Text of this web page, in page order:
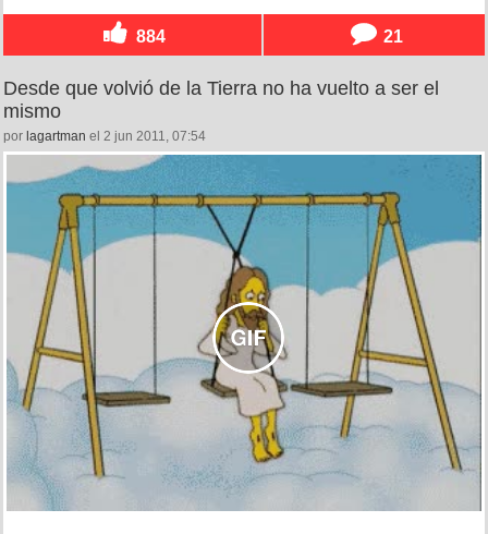
884 21
Desde que volvió de la Tierra no ha vuelto a ser el
mismo
por lagartman el 2 jun 2011, 07:54